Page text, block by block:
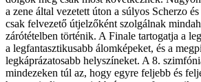
a zene által vezetett úton a súlyos Scherzo
csak felvezető útjelzőként szolgálnak
zárótételben történik. A Finale tartogatja a
a legfantasztikusabb álomképeket, és a
legkáprázatosabb helyszíneket. A 8.
mindezeken túl az, hogy egyre feljebb és